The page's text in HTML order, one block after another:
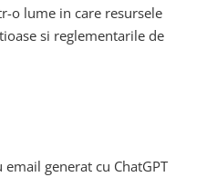
o lume in care resursele
si reglementarile de
generat cu ChatGPT